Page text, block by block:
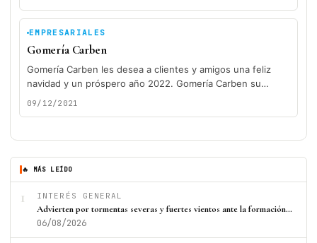
EMPRESARIALES
Gomería Carben
Gomería Carben les desea a clientes y amigos una feliz
navidad y un próspero año 2022. Gomería Carben su
Gomería...
09/12/2021
🔥 MÁS LEÍDO
1 INTERÉS GENERAL
Advierten por tormentas severas y fuertes vientos ante la formación…
06/08/2026